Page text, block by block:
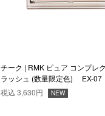
チーク | RMK ピュア コンプレ
ラッシュ (数量限定色) EX-07
税込 3,630円 NEW